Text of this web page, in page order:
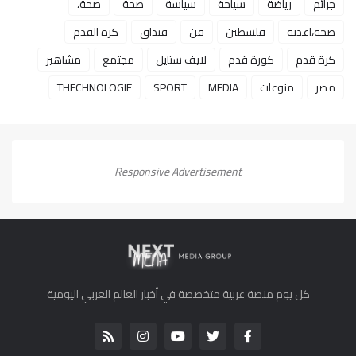
صحة،اغذية
فلسطين فن فنداق
كرة القدم
كرة قدم
كورة قدم لايف ستايل مجتمع
مشاهير
مصر
منوعات MEDIA
SPORT
THECHNOLOGIE
Responsive Advertisement
كل يوم منصة عربية متخصصة في أخبار العالم العربي اليومية